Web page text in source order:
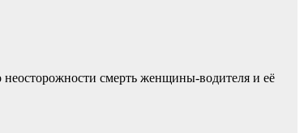
смерть женщины-водителя и её